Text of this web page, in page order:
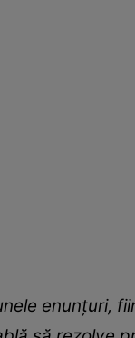
enunţuri,